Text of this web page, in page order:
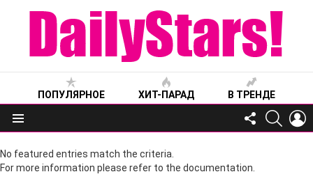
ПОПУЛЯРНОЕ ХИТ-ПАРАД В ТРЕНДЕ
Меню
FOLLOW
US
No featured entries match the criteria.
For more information please refer to the documentation.